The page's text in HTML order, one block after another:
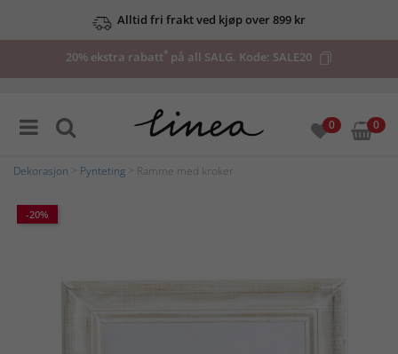
Alltid fri frakt ved kjøp over 899 kr
20% ekstra rabatt* på all SALG. Kode: SALE20
0 0
Dekorasjon Pynteting > Ramme med kroker
-20%